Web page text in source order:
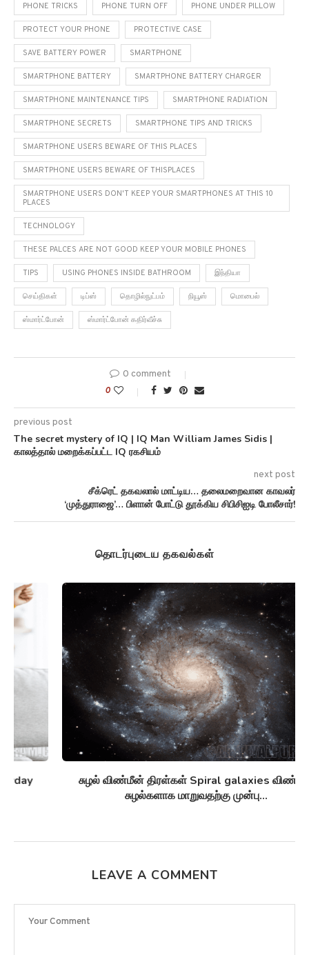
PHONE TRICKS PHONE TURN OFF PHONE UNDER PILLOW
PROTECT YOUR PHONE PROTECTIVE CASE
SAVE BATTERY POWER SMARTPHONE
SMARTPHONE BATTERY SMARTPHONE BATTERY CHARGER
SMARTPHONE MAINTENANCE TIPS SMARTPHONE RADIATION
SMARTPHONE SECRETS SMARTPHONE TIPS AND TRICKS
SMARTPHONE USERS BEWARE OF THIS PLACES
SMARTPHONE USERS BEWARE OF THISPLACES
SMARTPHONE USERS DON'T KEEP YOUR SMARTPHONES AT THIS 10
PLACES
TECHNOLOGY
THESE PALCES ARE NOT GOOD KEEP YOUR MOBILE PHONES
TIPS USING PHONES INSIDE BATHROOM இந்தியா
செய்திகள் டிப்ஸ் தொழில்நுட்பம் நியூஸ் மொபைல்
ஸ்மார்ட்போன் ஸ்மார்ட்போன் கதிர்வீச்சு
0 comment
0
previous post
The secret mystery of IQ | IQ Man William James Sidis |
காலத்தால் மறைக்கப்பட்ட IQ ரகசியம்
next post
சீக்ரெட் தகவலால் மாட்டிய… தலைமறைவான காவலர்
‘முத்துராஜை’… பிளான் போட்டு தூக்கிய சிபிசிஐடி போலீசார்!
தொடர்புடைய தகவல்கள்
சுழல் விண்மீன் திரள்கள் Spiral galaxies விண்மீன்
சுழல்களாக மாறுவதற்கு முன்பு...